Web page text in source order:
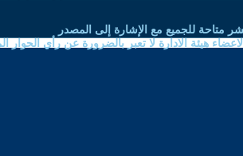
متاحة للجميع مع الإشارة إلى المصدر
هيئة الادارة لا تعبر بالضرورة عن رأي الحوار